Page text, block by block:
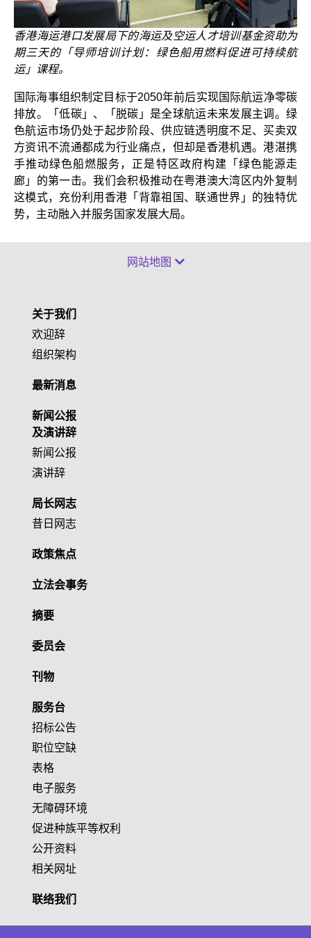
香港海运港口发展局下的海运及空运人才培训基金资助为
期三天的「导师培训计划：绿色船用燃料促进可持续航
运」课程。
国际海事组织制定目标于2050年前后实现国际航运净零碳
排放。「低碳」、「脱碳」是全球航运未来发展主调。绿
色航运市场仍处于起步阶段、供应链透明度不足、买卖双
方资讯不流通都成为行业痛点，但却是香港机遇。港湛携
手推动绿色船燃服务，正是特区政府构建「绿色能源走
廊」的第一击。我们会积极推动在粤港澳大湾区内外复制
这模式，充份利用香港「背靠祖国、联通世界」的独特优
势，主动融入并服务国家发展大局。
网站地图
关于我们
欢迎辞
组织架构
最新消息
新闻公报
及演讲辞
新闻公报
演讲辞
局长网志
昔日网志
政策焦点
立法会事务
摘要
委员会
刊物
服务台
招标公告
职位空缺
表格
电子服务
无障碍环境
促进种族平等权利
公开资料
相关网址
联络我们